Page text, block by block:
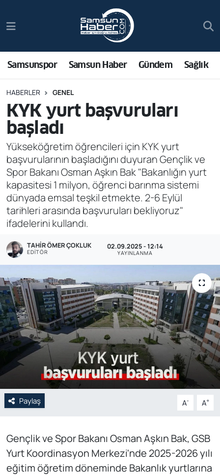
Samsunspor Samsun Haber Gündem Sağlık
HABERLER GENEL
KYK yurt başvuruları
başladı
Yükseköğretim öğrencileri için KYK yurt
başvurularının başladığını duyuran Gençlik ve
Spor Bakanı Osman Aşkın Bak "Bakanlığın yurt
kapasitesi 1 milyon, öğrenci barınma sistemi
dünyada emsal teşkil etmekte. 2-6 Eylül
tarihleri arasında başvuruları bekliyoruz"
ifadelerini kullandı.
TAHIR ÖMER ÇOKLUK
EDITÖR
02.09.2025 - 12:14
YAYINLANMA
Paylaş A- A+
Gençlik ve Spor Bakanı Osman Aşkın Bak, GSB
Yurt Koordinasyon Merkezi'nde 2025-2026 yılı
eğitim öğretim döneminde Bakanlık yurtlarına
Samsun Haber
Sağlık
Asayiş
Bilim ve Teknoloji
Bölge
Dünya
Ekonomi
Gündem
Özel Haber
POLİTİKA
Siyaset
Spor
Web Tv
Yerel
Trafik Durumu
Süper Lig Puan Durumu ve Fikstür
Tüm Manşetler
Son Dakika Haberleri
Haber Arşivi